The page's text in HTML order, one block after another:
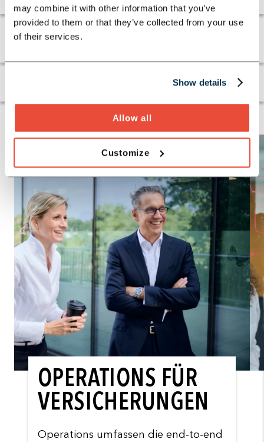
may combine it with other information that you’ve
provided to them or that they’ve collected from your use
of their services.
Show details
Allow all
Customize
Vertrieb
OPERATIONS FÜR
VERSICHERUNGEN
Operations umfassen die end-to-end